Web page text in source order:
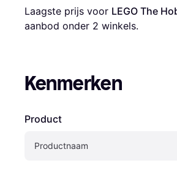
Laagste prijs voor LEGO The
aanbod onder 2 winkels.
Kenmerken
Product
Productnaam